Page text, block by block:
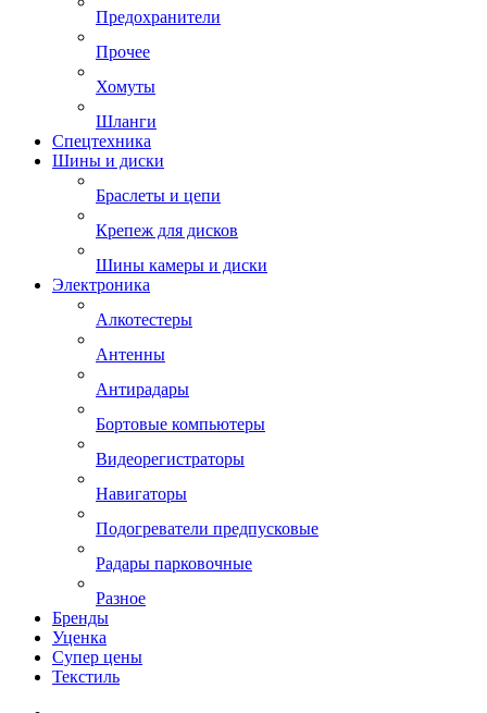
Предохранители
Прочее
Хомуты
Шланги
Спецтехника
Шины и диски
Браслеты и цепи
Крепеж для дисков
Шины камеры и диски
Электроника
Алкотестеры
Антенны
Антирадары
Бортовые компьютеры
Видеорегистраторы
Навигаторы
Подогреватели предпусковые
Радары парковочные
Разное
Бренды
Уценка
Супер цены
Текстиль